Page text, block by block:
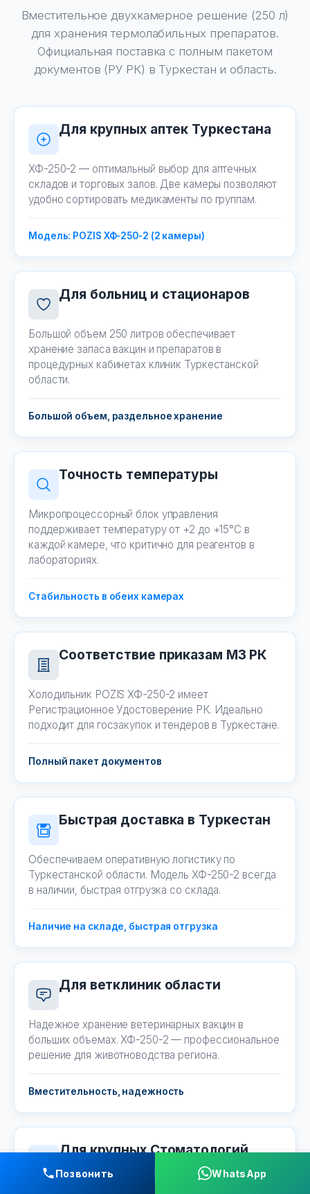
Позвонить WhatsApp
Вместительное двухкамерное решение (250 л)
для хранения термолабильных препаратов.
Официальная поставка с полным пакетом
документов (РУ РК) в Туркестан и область.
Для крупных аптек Туркестана
ХФ-250-2 — оптимальный выбор для аптечных
складов и торговых залов. Две камеры позволяют
удобно сортировать медикаменты по группам.
Модель: POZIS ХФ-250-2 (2 камеры)
Для больниц и стационаров
Большой объем 250 литров обеспечивает
хранение запаса вакцин и препаратов в
процедурных кабинетах клиник Туркестанской
области.
Большой объем, раздельное хранение
Точность температуры
Микропроцессорный блок управления
поддерживает температуру от +2 до +15°C в
каждой камере, что критично для реагентов в
лабораториях.
Стабильность в обеих камерах
Соответствие приказам МЗ РК
Холодильник POZIS ХФ-250-2 имеет
Регистрационное Удостоверение РК. Идеально
подходит для госзакупок и тендеров в Туркестане.
Полный пакет документов
Быстрая доставка в Туркестан
Обеспечиваем оперативную логистику по
Туркестанской области. Модель ХФ-250-2 всегда
в наличии, быстрая отгрузка со склада.
Наличие на складе, быстрая отгрузка
Для ветклиник области
Надежное хранение ветеринарных вакцин в
больших объемах. ХФ-250-2 — профессиональное
решение для животноводства региона.
Вместительность, надежность
Для крупных Стоматологий